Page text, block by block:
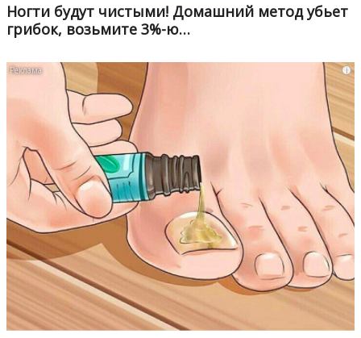
Ногти будут чистыми! Домашний метод убьет
грибок, возьмите 3%-ю…
i